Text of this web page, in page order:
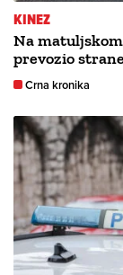
KINEZ
Na
prevozio
Crna kronika